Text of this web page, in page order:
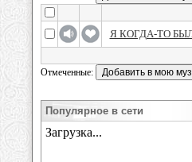
Я КОГДА-ТО
Отмеченные:
Популярное в сети